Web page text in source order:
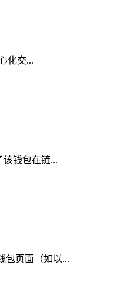
化交...
钱包在链...
包页面（如以...